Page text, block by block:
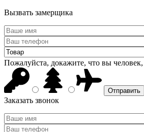
Вызвать замерщика
Пожалуйста, докажите, что вы
Заказать звонок